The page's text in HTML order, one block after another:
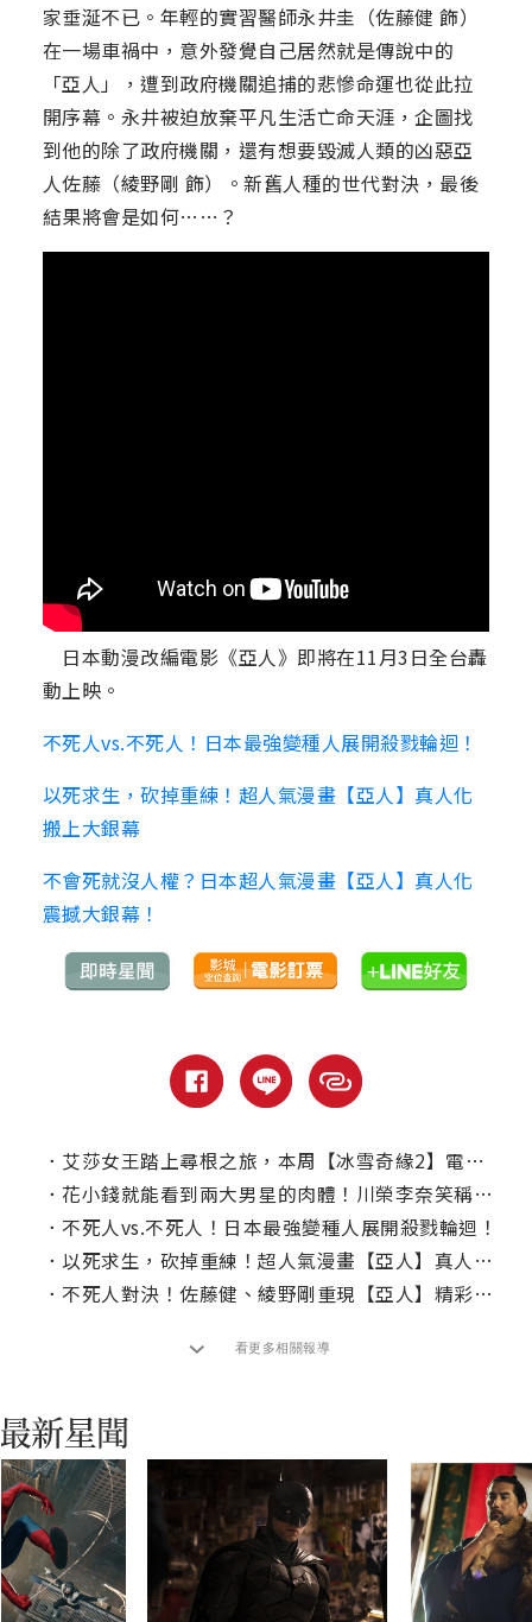
家垂涎不已。年輕的實習醫師永井圭（佐藤健 飾）
在一場車禍中，意外發覺自己居然就是傳說中的
「亞人」，遭到政府機關追捕的悲慘命運也從此拉
開序幕。永井被迫放棄平凡生活亡命天涯，企圖找
到他的除了政府機關，還有想要毀滅人類的凶惡亞
人佐藤（綾野剛 飾）。新舊人種的世代對決，最後
結果將會是如何……？
日本動漫改編電影《亞人》即將在11月3日全台轟
動上映。
不死人vs.不死人！日本最強變種人展開殺戮輪迴！
以死求生，砍掉重練！超人氣漫畫【亞人】真人化
搬上大銀幕
不會死就沒人權？日本超人氣漫畫【亞人】真人化
震撼大銀幕！
． 艾莎女王踏上尋根之旅，本周【冰雪奇緣2】電視首播
． 花小錢就能看到兩大男星的肉體！川榮李奈笑稱很划算
． 不死人vs.不死人！日本最強變種人展開殺戮輪迴！
． 以死求生，砍掉重練！超人氣漫畫【亞人】真人化搬上大銀幕
． 不死人對決！佐藤健、綾野剛重現【亞人】精彩打鬥
看更多相關報導